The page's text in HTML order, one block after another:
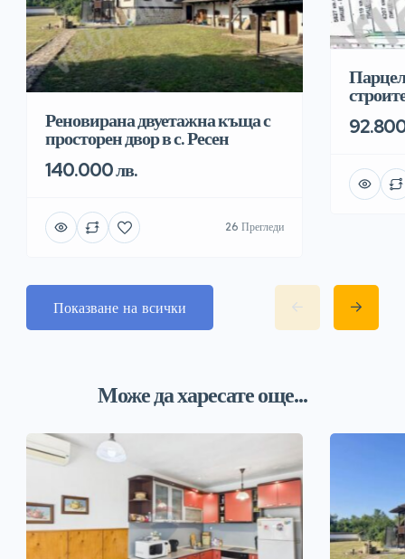
Реновирана двуетажна къща с
просторен двор в с. Ресен
140.000 лв.
26 Прегледи
Показване на всички
Може да харесате още...